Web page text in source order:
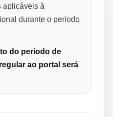
aplicáveis à
durante o período
do período de
ao portal será